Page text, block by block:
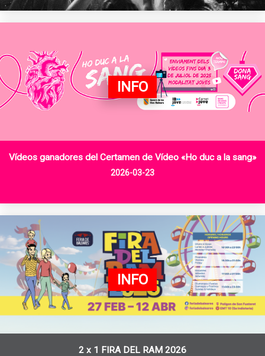
Vídeos ganadores del Certamen de Vídeo «Ho duc a la sang»
2026-03-23
INFO
2 x 1 FIRA DEL RAM 2026
INFO